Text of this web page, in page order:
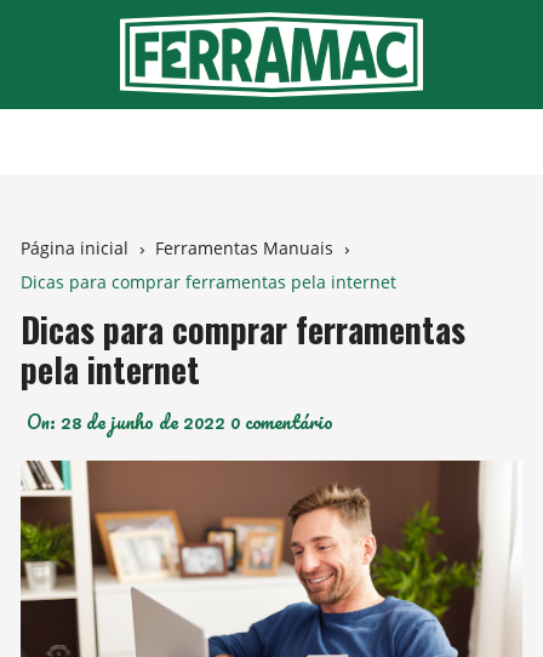
Página inicial
Ferramentas Manuais
Dicas para comprar ferramentas pela internet
Dicas para comprar ferramentas
pela internet
On: 28 de junho de 2022 0 comentário